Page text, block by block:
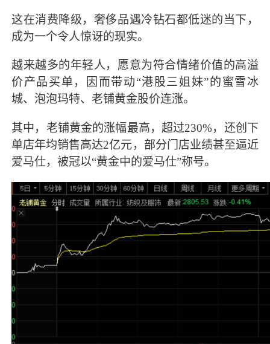
这在消费降级，奢侈品遇冷钻石都低迷的当下，
成为一个令人惊讶的现实。
越来越多的年轻人，愿意为符合情绪价值的高溢
价产品买单，因而带动“港股三姐妹”的蜜雪冰
城、泡泡玛特、老铺黄金股价连涨。
其中，老铺黄金的涨幅最高，超过230%，还创下
单店年均销售高达2亿元，部分门店业绩甚至逼近
爱马仕，被冠以“黄金中的爱马仕”称号。